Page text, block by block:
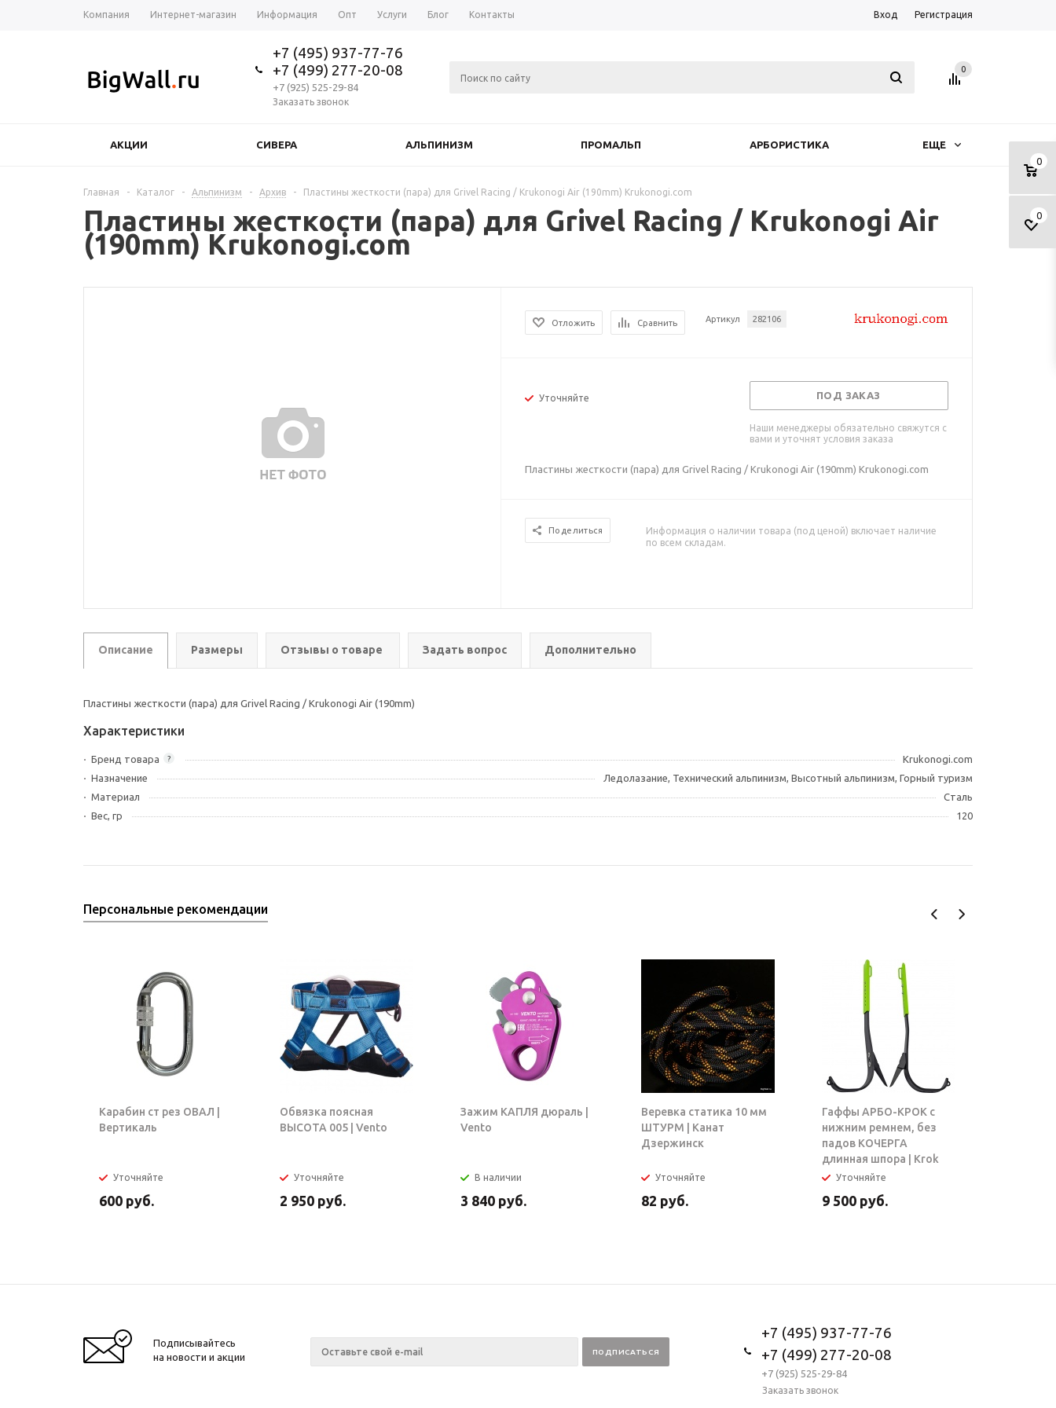
Компания Интернет-магазин Информация Опт Услуги Блог Контакты Вход Регистрация
+7 (495) 937-77-76
+7 (499) 277-20-08
+7 (925) 525-29-84
Заказать звонок
0
0
0
АКЦИИ СИВЕРА АЛЬПИНИЗМ ПРОМАЛЬП АРБОРИСТИКА ЕЩЕ
Главная - Каталог - Альпинизм - Архив - Пластины жесткости (пара) для Grivel Racing / Krukonogi Air (190mm) Krukonogi.com
Пластины жесткости (пара) для Grivel Racing / Krukonogi Air
(190mm) Krukonogi.com
Отложить Сравнить Артикул 282106
Уточняйте ПОД ЗАКАЗ
Наши менеджеры обязательно свяжутся с
вами и уточнят условия заказа
Пластины жесткости (пара) для Grivel Racing / Krukonogi Air (190mm) Krukonogi.com
Поделиться
Информация о наличии товара (под ценой) включает наличие
по всем складам.
Описание Размеры Отзывы о товаре Задать вопрос Дополнительно
Пластины жесткости (пара) для Grivel Racing / Krukonogi Air (190mm)
Характеристики
?
Бренд товара
Krukonogi.com
Назначение
Ледолазание, Технический альпинизм, Высотный альпинизм, Горный туризм
Материал
Сталь
Вес, гр
120
Персональные рекомендации
Карабин ст рез ОВАЛ |
Вертикаль
Уточняйте
600 руб.
Обвязка поясная
ВЫСОТА 005 | Vento
Уточняйте
2 950 руб.
Зажим КАПЛЯ дюраль |
Vento
В наличии
3 840 руб.
Веревка статика 10 мм
ШТУРМ | Канат
Дзержинск
Уточняйте
82 руб.
Гаффы АРБО-КРОК с
нижним ремнем, без
падов КОЧЕРГА
длинная шпора | Krok
Уточняйте
9 500 руб.
Подписывайтесь
на новости и акции
+7 (495) 937-77-76
+7 (499) 277-20-08
+7 (925) 525-29-84
Заказать звонок